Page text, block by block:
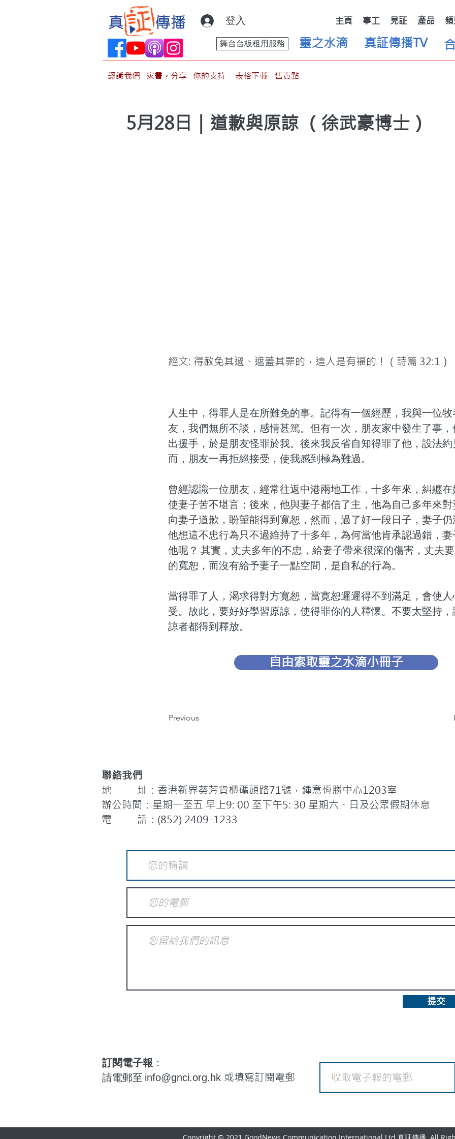
登入 主頁 事工 見証 產品
靈之水滴
舞台台板租用服務 真証傳播TV
認識我們 家書。分享 你的支持 表格下載 售賣點
5月28日｜道歉與原諒 （徐武豪博士）
經文: 得赦免其過、遮蓋其罪的，這人是有福的！（詩篇 32:1）
人生中，得罪人是在所難免的事。記得有一個經歷，我與一位
友，我們無所不談，感情甚篤。但有一次，朋友家中發生了事
出援手，於是朋友怪罪於我。後來我反省自知得罪了他，設法
而，朋友一再拒絕接受，使我感到極為難過。
曾經認識一位朋友，經常往返中港兩地工作，十多年來，糾纏
使妻子苦不堪言；後來，他與妻子都信了主，他為自己多年來
向妻子道歉，盼望能得到寬恕，然而，過了好一段日子，妻子
他想這不忠行為只不過維持了十多年，為何當他肯承認過錯，
他呢？ 其實，丈夫多年的不忠，給妻子帶來很深的傷害，丈夫
的寬恕，而沒有給予妻子一點空間，是自私的行為。
當得罪了人，渴求得對方寬恕，當寛恕遲遲得不到滿足，會使
受。故此，要好好學習原諒，使得罪你的人釋懷。不要太堅持
諒者都得到釋放。
自由索取靈之水滴小冊子
Previous
聯絡我們
地 址：香港新界葵芳貨櫃碼頭路71號，鍾意恆勝中心1203室
辦公時間：星期一至五 早上9: 00 至下午5: 30 星期六、日及公眾假期休息
電 話：(852) 2409-1233
提交
訂閱電子報：
請電郵至 info@gnci.org.hk 或填寫訂閱電郵
Copyright © 2021 GoodNews Communication International Ltd 真証傳播. All